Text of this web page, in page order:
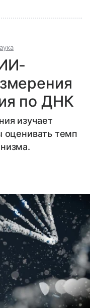
по ДНК
изучает
оценивать темп